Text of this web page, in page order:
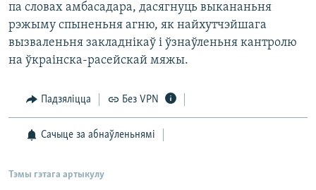
па словах амбасадара, дасягнуць выкананьня
рэжыму спыненьня агню, як найхутчэйшага
вызваленьня закладнікаў і ўзнаўленьня кантролю
на ўкраінска-расейскай мяжы.
Падзяліцца Без VPN
Сачыце за абнаўленьнямі
Тэмы гэтага артыкулу